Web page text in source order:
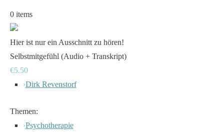
0 items
Hier ist nur ein Ausschnitt zu hören!
Selbstmitgefühl (Audio + Transkript)
€5.50
›Dirk Revenstorf
Themen:
›Psychotherapie